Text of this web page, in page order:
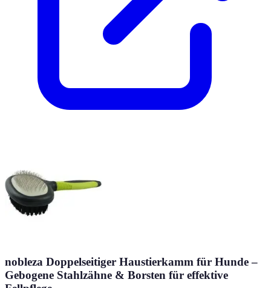
nobleza Doppelseitiger Haustierkamm für Hunde –
Gebogene Stahlzähne & Borsten für effektive